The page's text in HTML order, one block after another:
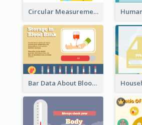
Circular Measurement Of 2 Group
Bar Data About Blood Donation